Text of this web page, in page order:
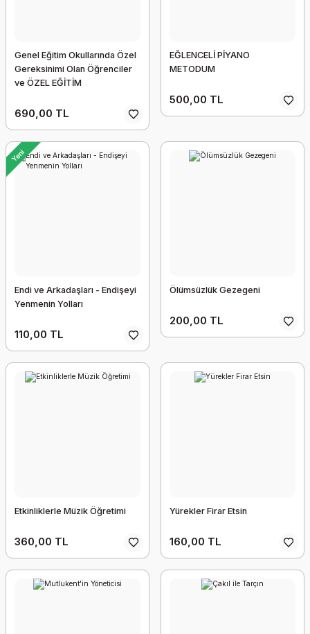
Genel Eğitim Okullarında Özel
Gereksinimi Olan Öğrenciler
ve ÖZEL EĞİTİM
690,00 TL
EĞLENCELİ PİYANO
METODUM
500,00 TL
Yeni
Endi ve Arkadaşları - Endişeyi
Yenmenin Yolları
110,00 TL
Ölümsüzlük Gezegeni
200,00 TL
Etkinliklerle Müzik Öğretimi
360,00 TL
Yürekler Firar Etsin
160,00 TL